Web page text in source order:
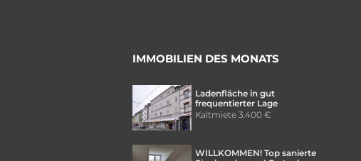
IMMOBILIEN DES MONATS
Ladenfläche in gut
frequentierter Lage
Kaltmiete3.400 €
WILLKOMMEN! Top sanierte